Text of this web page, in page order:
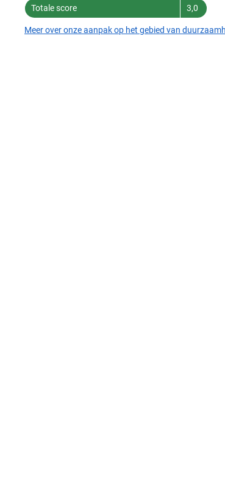
Totale score 3,0
Meer over onze aanpak op het gebied van